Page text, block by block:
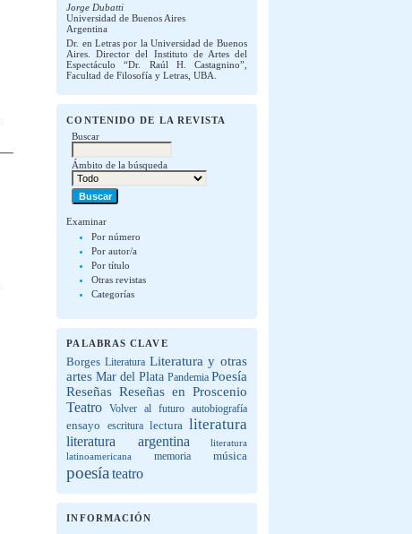
Jorge Dubatti
Universidad de Buenos Aires
Argentina
Dr. en Letras por la Universidad de Buenos
Aires. Director del Instituto de Artes del
Espectáculo “Dr. Raúl H. Castagnino”,
Facultad de Filosofía y Letras, UBA.
CONTENIDO DE LA REVISTA
Buscar
Ámbito de la búsqueda
Examinar
Por número
Por autor/a
Por título
Otras revistas
Categorías
PALABRAS CLAVE
Borges Literatura Literatura y otras
artes Mar del Plata Pandemia Poesía
Reseñas Reseñas en Proscenio
Teatro Volver al futuro autobiografía
ensayo escritura lectura literatura
literatura argentina
literatura
latinoamericana
memoria música
poesía teatro
INFORMACIÓN